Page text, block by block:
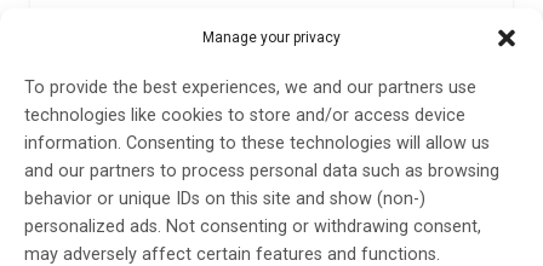
Manage your privacy
To provide the best experiences, we and our partners use
technologies like cookies to store and/or access device
information. Consenting to these technologies will allow us
and our partners to process personal data such as browsing
behavior or unique IDs on this site and show (non-)
personalized ads. Not consenting or withdrawing consent,
may adversely affect certain features and functions.
Alzheimers sjukdom inom primärvården har länge varit
en dröm. Årets mottagare av Torsten Söderbergs
Akademiprofessur i medicin, Oskar Hansson, professor
i neurologi vid Lunds universitet, är på god väg att
realisera…
29 feb 2024